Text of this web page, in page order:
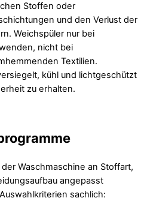
Stoffen oder
und den Verlust der
Weichspüler nur bei
nicht bei
Textilien.
kühl und lichtgeschützt
zu erhalten.
Waschmaschine an Stoffart,
angepasst
sachlich: